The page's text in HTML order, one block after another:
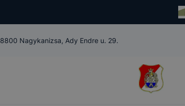
8800 Nagykanizsa, Ady Endre u. 29.